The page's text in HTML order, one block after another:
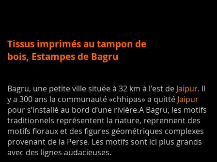
Tissus imprimés au tampon de
bois, Estampes de Bagru
Bagru, une petite ville située à 32 km à l'est de Jaipur. Il
y a 300 ans la communauté «chhipas» a quitté Jaipur
pour s’installé au bord d’une rivière.A Bagru, les motifs
traditionnels représentent la nature, reprennent des
motifs floraux et des figures géométriques complexes
provenant de la Perse. Les motifs sont ici plus grands
avec des lignes audacieuses.